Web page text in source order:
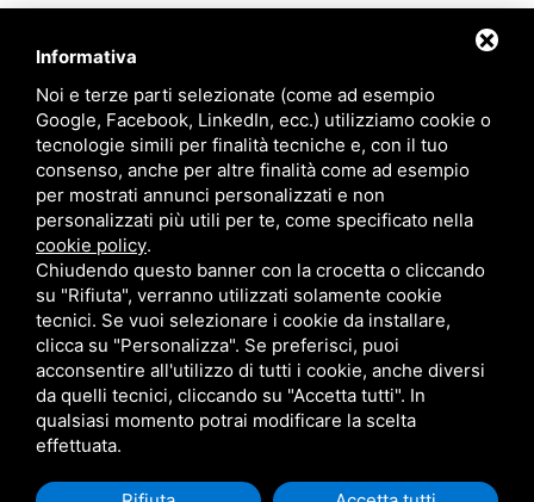
Questo sito è protetto da Google reCAPTCHA v3, Privacy Policy
Informativa
Noi e terze parti selezionate (come ad esempio
Google, Facebook, LinkedIn, ecc.) utilizziamo cookie o
tecnologie simili per finalità tecniche e, con il tuo
consenso, anche per altre finalità come ad esempio
per mostrati annunci personalizzati e non
personalizzati più utili per te, come specificato nella
cookie policy.
Chiudendo questo banner con la crocetta o cliccando
su "Rifiuta", verranno utilizzati solamente cookie
tecnici. Se vuoi selezionare i cookie da installare,
clicca su "Personalizza". Se preferisci, puoi
acconsentire all'utilizzo di tutti i cookie, anche diversi
da quelli tecnici, cliccando su "Accetta tutti". In
qualsiasi momento potrai modificare la scelta
effettuata.